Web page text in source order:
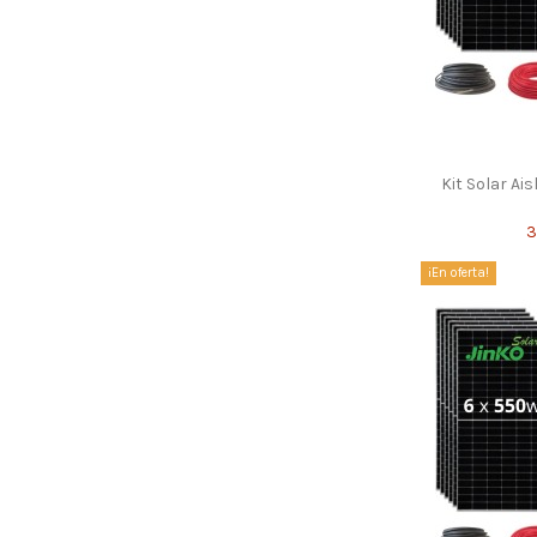
Kit Solar
¡En oferta!